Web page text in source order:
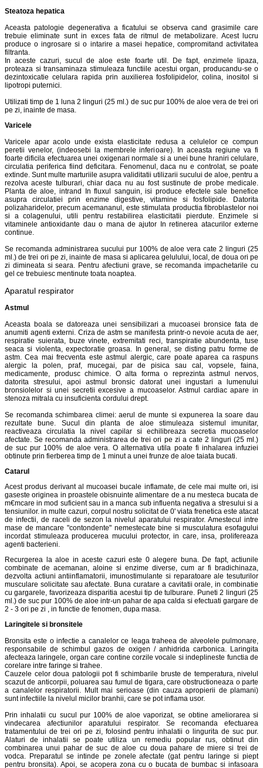
Steatoza hepatica
Aceasta patologie degenerativa a ficatului se observa cand grasimile care
trebuie eliminate sunt in exces fata de ritmul de metabolizare. Acest lucru
produce o ingrosare si o intarire a masei hepatice, compromitand activitatea
filtranta.
In aceste cazuri, sucul de aloe este foarte util. De fapt, enzimele lipaza,
proteaza si transaminaza stimuleaza functiile acestui organ, producandu-se o
dezintoxicatie celulara rapida prin auxilierea fosfolipidelor, colina, inositol si
lipotropi puternici.
Utilizati timp de 1 luna 2 linguri (25 ml.) de suc pur 100% de aloe vera de trei ori
pe zi, inainte de masa.
Varicele
Varicele apar acolo unde exista elasticitate redusa a celulelor ce compun
peretii venelor, (indeosebi la membrele inferioare). In aceasta regiune va fi
foarte dificila efectuarea unei oxigenari normale si a unei bune hraniri celulare,
circulatia periferica fiind deficitara. Fenomenul, daca nu e controlat, se poate
extinde. Sunt multe marturiile asupra validitatii utilizarii sucului de aloe, pentru a
rezolva aceste tulburari, chiar daca nu au fost sustinute de probe medicale.
Planta de aloe, intrand In fluxul sanguin, isi produce efectele sale benefice
asupra circulatiei prin enzime digestive, vitamine si fosfolipide. Datorita
polizaharidelor, precum acemananul, este stimulata productia fibroblastelor noi
si a colagenului, utili pentru restabilirea elasticitatii pierdute. Enzimele si
vitaminele antioxidante dau o mana de ajutor In retinerea atacurilor externe
continue.
Se recomanda administrarea sucului pur 100% de aloe vera cate 2 linguri (25
ml.) de trei ori pe zi, inainte de masa si aplicarea gelulului, local, de doua ori pe
zi dimineata si seara. Pentru afectiuni grave, se recomanda impachetarile cu
gel ce trebuiesc mentinute toata noaptea.
Aparatul respirator
Astmul
Aceasta boala se datoreaza unei sensibilizari a mucoasei bronsice fata de
anumiti agenti externi. Criza de astm se manifesta printr-o nevoie acuta de aer,
respiratie suierata, buze vinete, extremitati reci, transpiratie abundenta, tuse
seaca si violenta, expectoratie groasa. In general, se disting patru forme de
astm. Cea mai frecventa este astmul alergic, care poate aparea ca raspuns
alergic la polen, praf, mucegai, par de pisica sau cal, vopsele, faina,
medicamente, produsc chimice. O alta forma o reprezinta astmul nervos,
datorita stresului, apoi astmul bronsic datorat unei ingustari a lumenului
bronsiolelor si unei secretii excesive a mucoaselor. Astmul cardiac apare in
stenoza mitrala cu insuficienta cordului drept.
Se recomanda schimbarea climei: aerul de munte si expunerea la soare dau
rezultate bune. Sucul din planta de aloe stimuleaza sistemul imunitar,
reactiveaza circulatia la nivel capilar si echilibreaza secretia mucoaselor
afectate. Se recomanda administrarea de trei ori pe zi a cate 2 linguri (25 ml.)
de suc pur 100% de aloe vera. O alternativa utila poate fi inhalarea infuziei
obtinute prin fierberea timp de 1 minut a unei frunze de aloe taiata bucati.
Catarul
Acest produs derivant al mucoasei bucale inflamate, de cele mai multe ori, isi
gaseste originea in proastele obisnuinte alimentare de a nu mesteca bucata de
m€mcare in mod suficient sau in a manca sub influenta negativa a stresului si a
tensiunilor. in multe cazuri, corpul nostru solicitat de 0' viata frenetica este atacat
de infectii, de raceli de sezon la nivelul aparatului respirator. Amestecul intre
mase de mancare "contondente" nemestecate bine si musculatura esofagului
incordat stimuleaza producerea mucului protector, in care, insa, prolifereaza
agenti bacterieni.
Recurgerea la aloe in aceste cazuri este 0 alegere buna. De fapt, actiunile
combinate de acemanan, aloine si enzime diverse, cum ar fi bradichinaza,
dezvolta actiuni antiinflamatorii, imunostimulante si reparatoare ale tesuturilor
musculare solicitate sau afectate. Buna curatare a cavitatii orale, in combinatie
cu gargarele, favorizeaza disparitia acestui tip de tulburare. Puneti 2 linguri (25
ml.) de suc pur 100% de aloe intr-un pahar de apa calda si efectuati gargare de
2 - 3 ori pe zi , in functie de fenomen, dupa masa.
Laringitele si bronsitele
Bronsita este o infectie a canalelor ce leaga traheea de alveolele pulmonare,
responsabile de schimbul gazos de oxigen / anhidrida carbonica. Laringita
afecteaza laringele, organ care contine corzile vocale si indeplineste functia de
corelare intre faringe si trahee.
Cauzele celor doua patologii pot fi schimbarile bruste de temperatura, nivelul
scazut de anticorpii, poluarea sau fumul de tigara, care obstructioneaza o parte
a canalelor respiratorii. Mult mai serioase (din cauza apropierii de plamani)
sunt infectiile la nivelul micilor branhii, care se pot inflama usor.
Prin inhalatii cu sucul pur 100% de aloe vaporizat, se obtine ameliorarea si
vindecarea afectiunilor aparatului respirator. Se recomanda efectuarea
tratamentului de trei ori pe zi, folosind pentru inhalatii o lingurita de suc pur.
Alaturi de inhalatii se poate utiliza un remediu popular rus, obtinut din
combinarea unui pahar de suc de aloe cu doua pahare de miere si trei de
vodca. Preparatul se intinde pe zonele afectate (gat pentru laringe si piept
pentru bronsita). Apoi, se acopera zona cu o bucata de bumbac si infasoara